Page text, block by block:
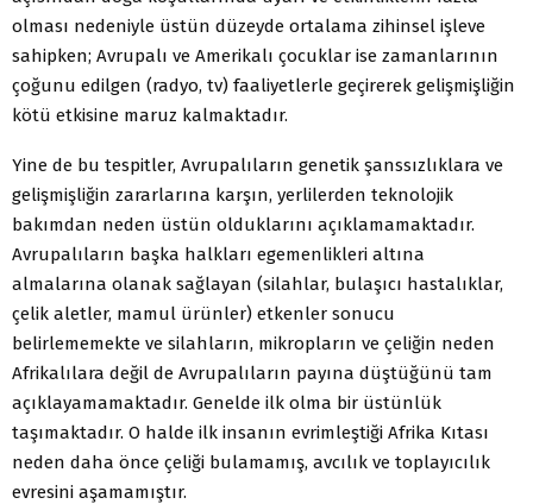
olması nedeniyle üstün düzeyde ortalama zihinsel işleve
sahipken; Avrupalı ve Amerikalı çocuklar ise zamanlarının
çoğunu edilgen (radyo, tv) faaliyetlerle geçirerek gelişmişliğin
kötü etkisine maruz kalmaktadır.
Yine de bu tespitler, Avrupalıların genetik şanssızlıklara ve
gelişmişliğin zararlarına karşın, yerlilerden teknolojik
bakımdan neden üstün olduklarını açıklamamaktadır.
Avrupalıların başka halkları egemenlikleri altına
almalarına olanak sağlayan (silahlar, bulaşıcı hastalıklar,
çelik aletler, mamul ürünler) etkenler sonucu
belirlememekte ve silahların, mikropların ve çeliğin neden
Afrikalılara değil de Avrupalıların payına düştüğünü tam
açıklayamamaktadır. Genelde ilk olma bir üstünlük
taşımaktadır. O halde ilk insanın evrimleştiği Afrika Kıtası
neden daha önce çeliği bulamamış, avcılık ve toplayıcılık
evresini aşamamıştır.